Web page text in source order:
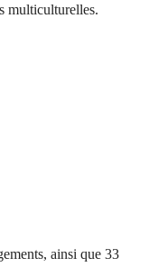
multiculturelles.
ainsi que 33